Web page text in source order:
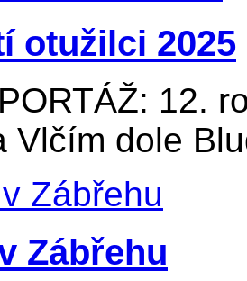
otužilci 2025
12.
Vlčím dole
Zábřehu